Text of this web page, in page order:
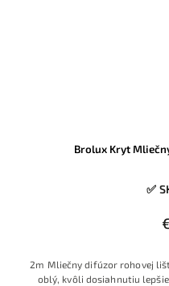
Brolux Kryt
✅
2m Mliečny difúzor rohovej
oblý, kvôli dosiahnutiu